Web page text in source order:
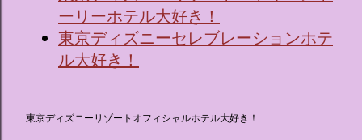
ーリーホテル大好き！
東京ディズニーセレブレーションホテ
ル大好き！
東京ディズニーリゾートオフィシャルホテル大好き！